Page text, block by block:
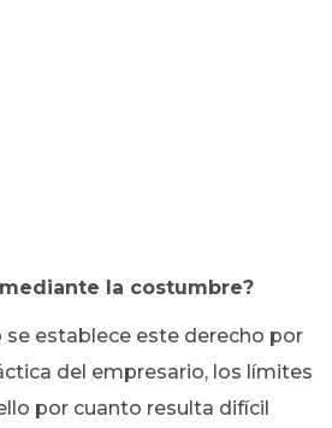
la costumbre?
se establece este derecho por
del empresario, los límites
por cuanto resulta difícil